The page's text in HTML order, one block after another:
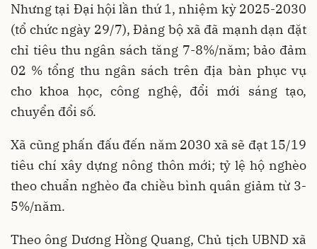
Nhưng tại Đại hội lần thứ 1, nhiệm kỳ 2025-2030
(tổ chức ngày 29/7), Đảng bộ xã đã mạnh dạn đặt
chỉ tiêu thu ngân sách tăng 7-8%/năm; bảo đảm
02 % tổng thu ngân sách trên địa bàn phục vụ
cho khoa học, công nghệ, đổi mới sáng tạo,
chuyển đổi số.
Xã cũng phấn đấu đến năm 2030 xã sẽ đạt 15/19
tiêu chí xây dựng nông thôn mới; tỷ lệ hộ nghèo
theo chuẩn nghèo đa chiều bình quân giảm từ 3-
5%/năm.
Theo ông Dương Hồng Quang, Chủ tịch UBND xã